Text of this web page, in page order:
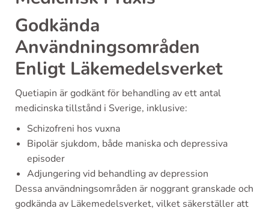
Godkända
Användningsområden
Enligt Läkemedelsverket
Quetiapin är godkänt för behandling av ett antal
medicinska tillstånd i Sverige, inklusive:
Schizofreni hos vuxna
Bipolär sjukdom, både maniska och depressiva
episoder
Adjungering vid behandling av depression
Dessa användningsområden är noggrant granskade och
godkända av Läkemedelsverket, vilket säkerställer att